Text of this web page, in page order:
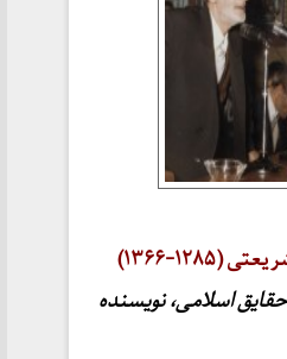
۱۳۶۶)
اسلامی، نویسنده